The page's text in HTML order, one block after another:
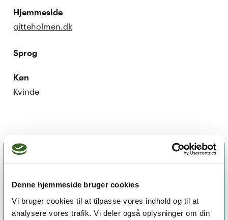
Denne hjemmeside bruger cookies
Vi bruger cookies til at tilpasse vores indhold og til at
analysere vores trafik. Vi deler også oplysninger om din
Hjemmeside
gitteholmen.dk
Sprog
Køn
Kvinde